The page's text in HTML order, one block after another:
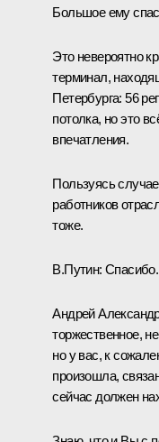
Большое ему
Это невероятно
терминал,
Петербурга: 56
потолка, но это
впечатления.
Пользуясь
работников
тоже.
В.Путин: Спасибо.
Андрей
торжественное,
но у вас, к
произошла,
сейчас должен